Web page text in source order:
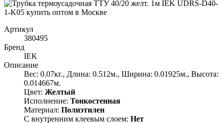
Артикул
380495
Бренд
IEK
Описание
Вес: 0.07кг., Длина: 0.512м., Ширина: 0.01925м., Высота:
0.014667м.
Цвет: Желтый
Исполнение: Тонкостенная
Материал: Полиэтилен
С внутренним клеевым слоем: Нет